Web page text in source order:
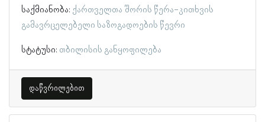
საქმიანობა: ქართველთა შორის წერა-კითხვის
გამავრცელებელი საზოგადოების წევრი
სტატუსი: თბილისის განყოფილება
დაწვრილებით